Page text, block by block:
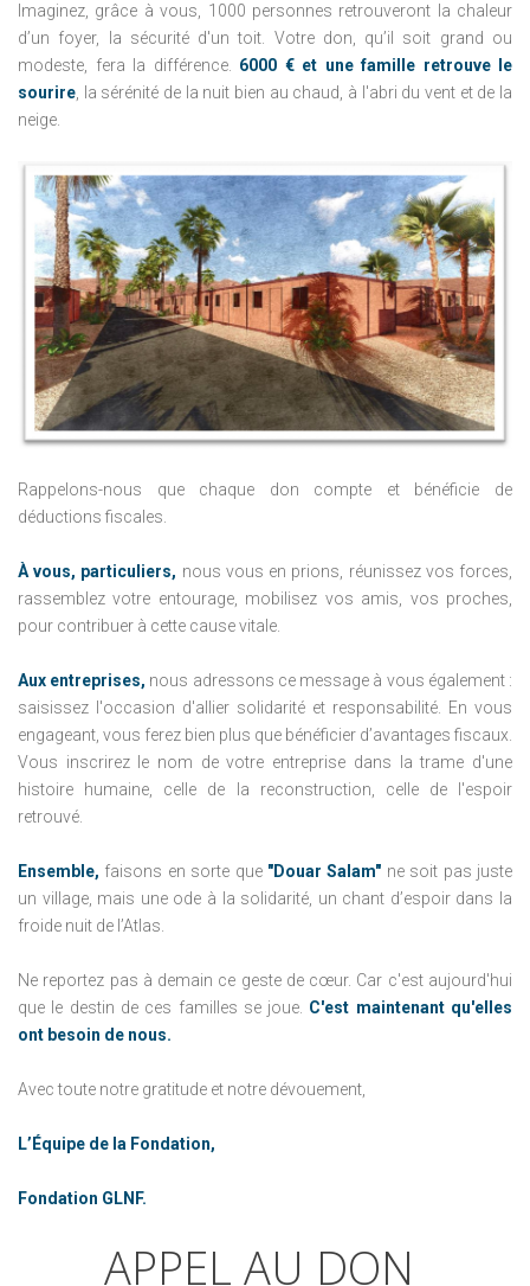
Imaginez, grâce à vous, 1000 personnes retrouveront la chaleur
d’un foyer, la sécurité d'un toit. Votre don, qu’il soit grand ou
modeste, fera la différence. 6000 € et une famille retrouve le
sourire, la sérénité de la nuit bien au chaud, à l'abri du vent et de la
neige.
Rappelons-nous que chaque don compte et bénéficie de
déductions fiscales.
À vous, particuliers, nous vous en prions, réunissez vos forces,
rassemblez votre entourage, mobilisez vos amis, vos proches,
pour contribuer à cette cause vitale.
Aux entreprises, nous adressons ce message à vous également :
saisissez l'occasion d'allier solidarité et responsabilité. En vous
engageant, vous ferez bien plus que bénéficier d’avantages fiscaux.
Vous inscrirez le nom de votre entreprise dans la trame d'une
histoire humaine, celle de la reconstruction, celle de l'espoir
retrouvé.
Ensemble, faisons en sorte que "Douar Salam" ne soit pas juste
un village, mais une ode à la solidarité, un chant d’espoir dans la
froide nuit de l’Atlas.
Ne reportez pas à demain ce geste de cœur. Car c'est aujourd'hui
que le destin de ces familles se joue. C'est maintenant qu'elles
ont besoin de nous.
Avec toute notre gratitude et notre dévouement,
L’Équipe de la Fondation,
Fondation GLNF.
APPEL AU DON